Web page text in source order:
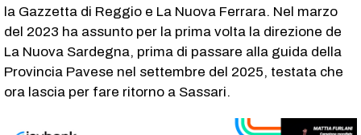
la Gazzetta di Reggio e La Nuova Ferrara. Nel marzo
del 2023 ha assunto per la prima volta la direzione de
La Nuova Sardegna, prima di passare alla guida della
Provincia Pavese nel settembre del 2025, testata che
ora lascia per fare ritorno a Sassari.